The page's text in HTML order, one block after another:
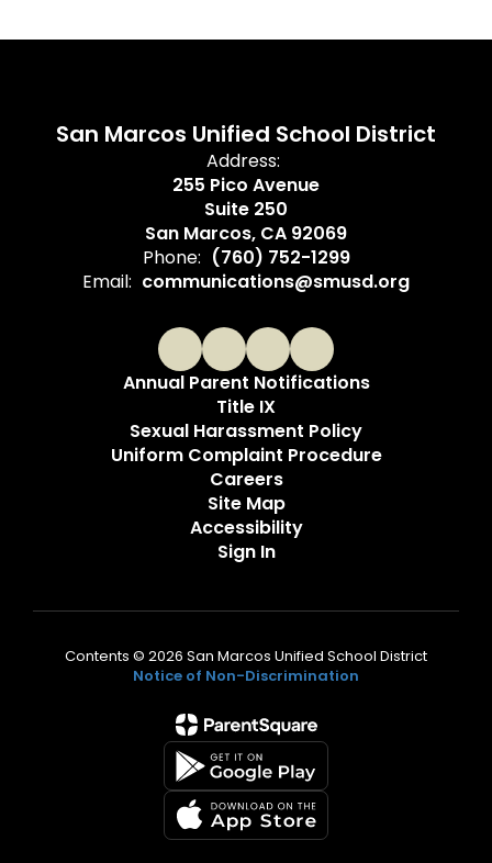
San Marcos Unified School District
Address:
255 Pico Avenue
Suite 250
San Marcos, CA 92069
Phone: (760) 752-1299
Email: communications@smusd.org
Annual Parent Notifications
Title IX
Sexual Harassment Policy
Uniform Complaint Procedure
Careers
Site Map
Accessibility
Sign In
Contents © 2026 San Marcos Unified School District
Notice of Non-Discrimination